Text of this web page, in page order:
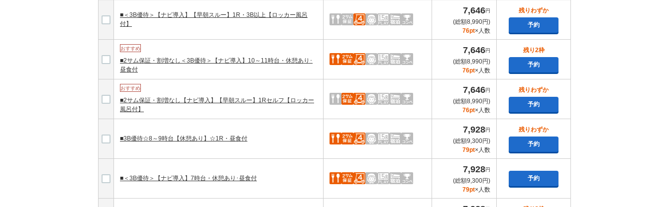
■＜3B優待＞【ナビ導入】【早朝スルー】1R・3B以上【ロッカー風呂
付】
7,646円
(総額8,990円)
76pt×人数
残りわずか
予約
おすすめ
■2サム保証・割増なし＜3B優待＞【ナビ導入】10～11時台・休憩あり･
昼食付
7,646円
(総額8,990円)
76pt×人数
残り2枠
予約
おすすめ
■2サム保証・割増なし【ナビ導入】【早朝スルー】1Rセルフ【ロッカー
風呂付】
7,646円
(総額8,990円)
76pt×人数
残りわずか
予約
■3B優待☆8～9時台【休憩あり】☆1R・昼食付
7,928円
(総額9,300円)
79pt×人数
残りわずか
予約
■＜3B優待＞【ナビ導入】7時台・休憩あり･昼食付
7,928円
(総額9,300円)
79pt×人数
予約